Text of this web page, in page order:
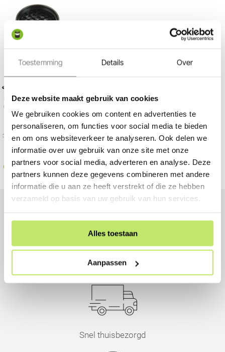
Toestemming Details Over
Deze website maakt gebruik van cookies
We gebruiken cookies om content en advertenties te
personaliseren, om functies voor social media te bieden
en om ons websiteverkeer te analyseren. Ook delen we
informatie over uw gebruik van onze site met onze
partners voor social media, adverteren en analyse. Deze
partners kunnen deze gegevens combineren met andere
informatie die u aan ze heeft verstrekt of die ze hebben
verzameld op basis van uw gebruik van hun services.
Alles toestaan
Aanpassen
in-lite | MINI SCOPE Ceiling |
Opbouwlampen
12 Volt / 2,0 Watt
104,00 98,95
Op voorraad
Expert in-lite
Snel thuisbezorgd